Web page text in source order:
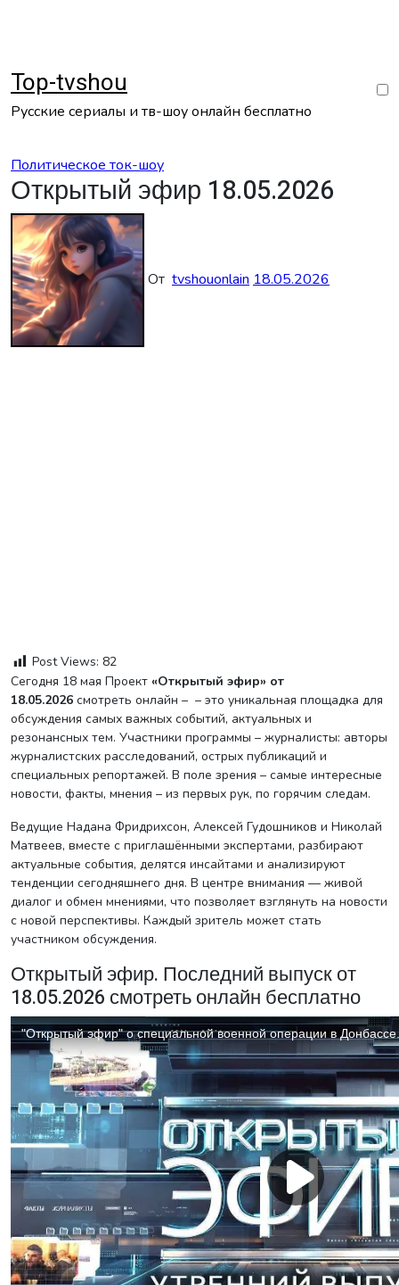
Top-tvshou
Русские сериалы и тв-шоу онлайн бесплатно
Политическое ток-шоу
Открытый эфир 18.05.2026
От tvshouonlain 18.05.2026
Post Views: 82
Сегодня 18 мая Проект «Открытый эфир» от
18.05.2026 смотреть онлайн – – это уникальная площадка для
обсуждения самых важных событий, актуальных и
резонансных тем. Участники программы – журналисты: авторы
журналистских расследований, острых публикаций и
специальных репортажей. В поле зрения – самые интересные
новости, факты, мнения – из первых рук, по горячим следам.
Ведущие Надана Фридрихсон, Алексей Гудошников и Николай
Матвеев, вместе с приглашёнными экспертами, разбирают
актуальные события, делятся инсайтами и анализируют
тенденции сегодняшнего дня. В центре внимания — живой
диалог и обмен мнениями, что позволяет взглянуть на новости
с новой перспективы. Каждый зритель может стать
участником обсуждения.
Открытый эфир. Последний выпуск от
18.05.2026 смотреть онлайн бесплатно